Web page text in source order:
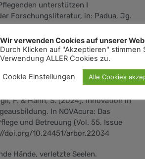
unterstützen I
Forschungsliteratur, in: Padua, Jg.
(2023). Pflege: Erst wählen,
am 10.02.26 von
pflege-erst-waehlen-
F. & Hahn, S. (2024). Innovation in
In NOVAcura: Das
und Betreuung (Vol. 55, Issue
doi.org/10.24451/arbor.22034
Hände, verletzte Seelen.
Wir verwenden Cookies auf unserer
Durch Klicken auf "Akzeptieren" stimmen
Verwendung ALLER Cookies zu.
Cookie Einstellungen Alle Cookies